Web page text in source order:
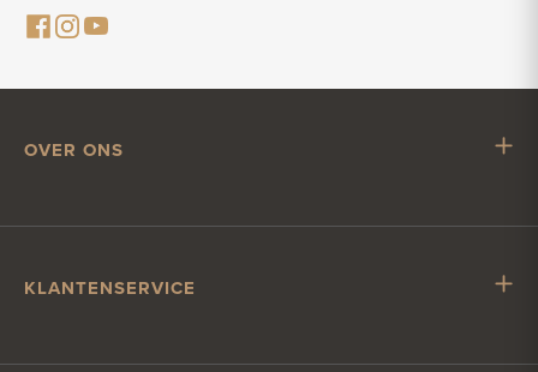
OVER ONS
Vacatures
KLANTENSERVICE